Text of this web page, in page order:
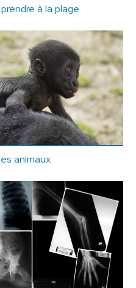
à la plage
animaux